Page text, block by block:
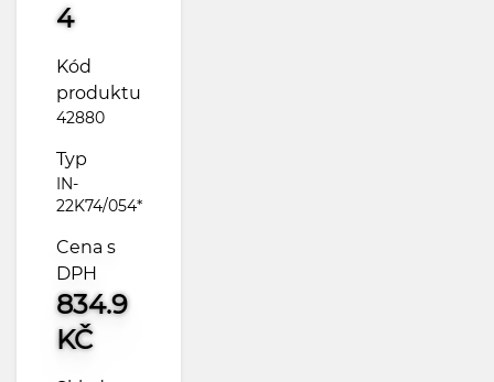
4
Kód
produktu
42880
Typ
IN-
22K74/054*
Cena s
DPH
834.9
KČ